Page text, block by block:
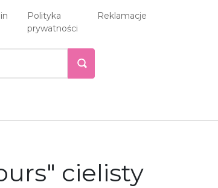
Polityka
prywatności
Reklamacje
cielisty